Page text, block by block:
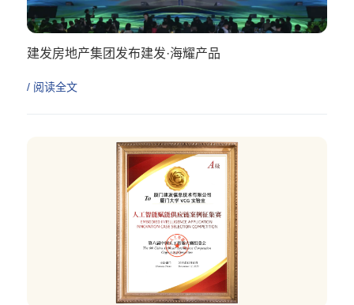
建发房地产集团发布建发·海耀产品
/ 阅读全文